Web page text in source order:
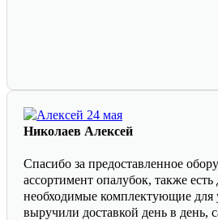
Николаев Алексей
Спасибо за предоставленное
ассортимент опалубок, также
необходимые комплектующие для
выручили доставкой день в день,